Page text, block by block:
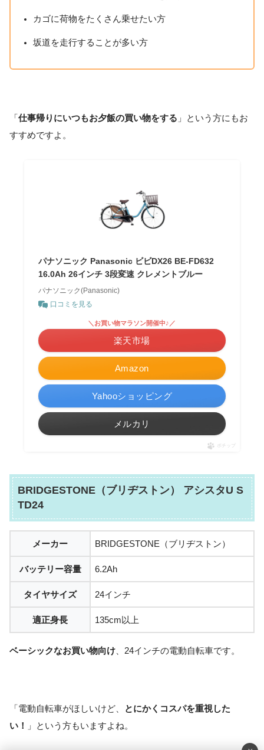
カゴに荷物をたくさん乗せたい方
坂道を走行することが多い方
「仕事帰りにいつもお夕飯の買い物をする 」という方にもお
すすめですよ。
パナソニック Panasonic ビビDX26 BE-FD632
16.0Ah 26インチ 3段変速 クレメントブルー
パナソニック(Panasonic)
口コミを見る
Amazon
＼お買い物マラソン開催中♪／
楽天市場
Yahooショッピング
メルカリ
ポチップ
BRIDGESTONE（ブリヂストン） アシスタU S
TD24
メーカー BRIDGESTONE（ブリヂストン）
バッテリー容量 6.2Ah
タイヤサイズ 24インチ
適正身長 135cm以上
ベーシックなお買い物向け、24インチの電動自転車です。
「電動自転車がほしいけど、
とにかくコスパを重視した
い！
」という方もいますよね。